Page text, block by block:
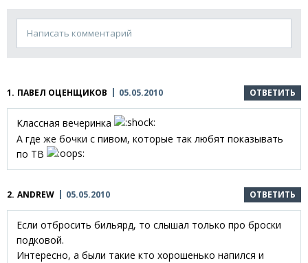
Написать комментарий
1. ПАВЕЛ ОЦЕНЩИКОВ 05.05.2010 ОТВЕТИТЬ
Классная вечеринка
А где же бочки с пивом, которые так любят показывать
по ТВ
2. ANDREW 05.05.2010 ОТВЕТИТЬ
Если отбросить бильярд, то слышал только про броски
подковой.
Интересно, а были такие кто хорошенько напился и